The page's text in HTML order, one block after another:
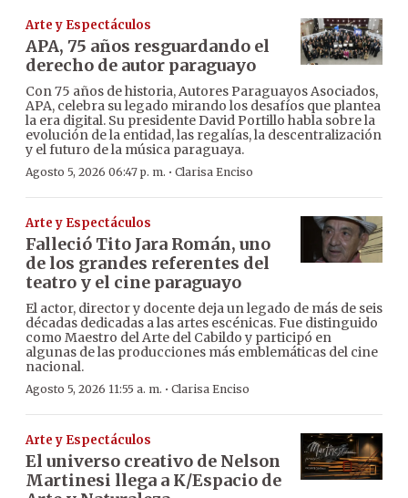
Arte y Espectáculos
APA, 75 años resguardando el
derecho de autor paraguayo
Con 75 años de historia, Autores Paraguayos Asociados,
APA, celebra su legado mirando los desafíos que plantea
la era digital. Su presidente David Portillo habla sobre la
evolución de la entidad, las regalías, la descentralización
y el futuro de la música paraguaya.
Agosto 5, 2026 06:47 p. m. · Clarisa Enciso
Arte y Espectáculos
Falleció Tito Jara Román, uno
de los grandes referentes del
teatro y el cine paraguayo
El actor, director y docente deja un legado de más de seis
décadas dedicadas a las artes escénicas. Fue distinguido
como Maestro del Arte del Cabildo y participó en
algunas de las producciones más emblemáticas del cine
nacional.
Agosto 5, 2026 11:55 a. m. · Clarisa Enciso
Arte y Espectáculos
El universo creativo de Nelson
Martinesi llega a K/Espacio de